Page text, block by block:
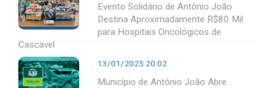
Evento Solidário de Antônio João
Destina Aproximadamente R$80 Mil
para Hospitais Oncológicos de
Cascavel
13/01/2025 20:02
Município de Antônio João Abre